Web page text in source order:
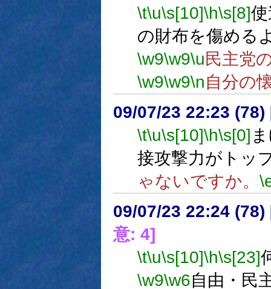
\t\u\s[10]\h\s[8]
の財布を傷める
\w9\w9\u民主党
\w9\w9\n自分の
09/07/23 22:23 (78)
\t\u\s[10]\h\s[0]
接攻撃力がトッ
ゃないですか。
09/07/23 22:24 (78)
意: 4]
\t\u\s[10]\h\s[23]
\w9\w6自由・民